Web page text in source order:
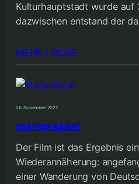
Kulturhauptstadt wurde auf
dazwischen entstand der
MEHR / MORE
26. November 2022
STATION BANAT
Der Film ist das Ergebnis
Wiederannäherung:
einer Wanderung von